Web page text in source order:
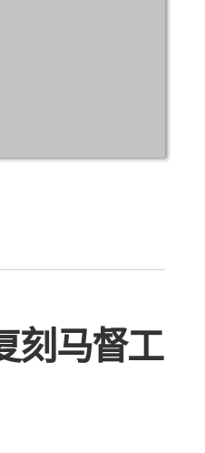
刻马督工